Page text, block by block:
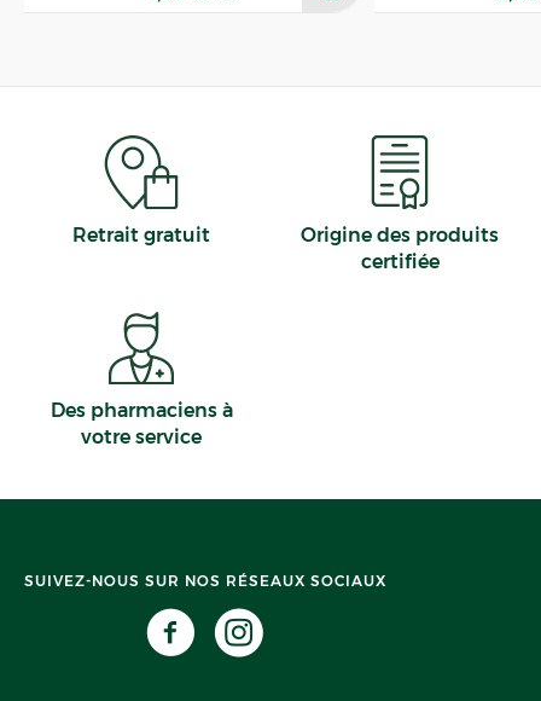
Retrait gratuit
Origine des produits
certifiée
Des pharmaciens à
votre service
SUIVEZ-NOUS SUR NOS RÉSEAUX SOCIAUX